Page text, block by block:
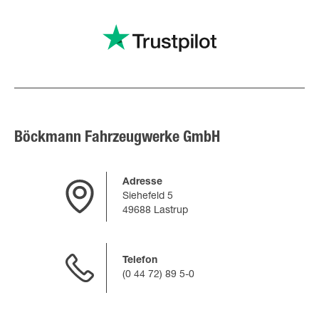
Böckmann Fahrzeugwerke GmbH
Adresse
Siehefeld 5
49688 Lastrup
Telefon
(0 44 72) 89 5-0